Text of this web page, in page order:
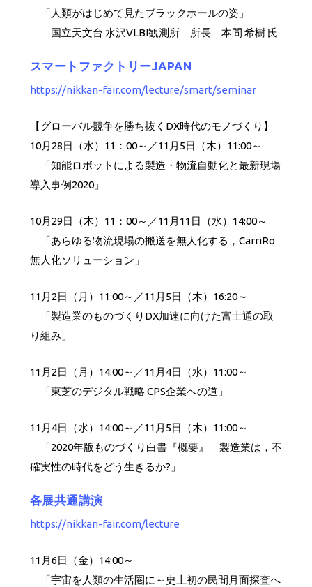
「人類がはじめて見たブラックホールの姿」
国立天文台 水沢VLBI観測所 所長 本間 希樹 氏
スマートファクトリーJAPAN
https://nikkan-fair.com/lecture/smart/seminar
【グローバル競争を勝ち抜くDX時代のモノづくり】
10月28日（水）11：00～／11月5日（木）11:00～
「知能ロボットによる製造・物流自動化と最新現場
導入事例2020」
10月29日（木）11：00～／11月11日（水）14:00～
「あらゆる物流現場の搬送を無人化する，CarriRo
無人化ソリューション」
11月2日（月）11:00～／11月5日（木）16:20～
「製造業のものづくりDX加速に向けた富士通の取
り組み」
11月2日（月）14:00～／11月4日（水）11:00～
「東芝のデジタル戦略 CPS企業への道」
11月4日（水）14:00～／11月5日（木）11:00～
「2020年版ものづくり白書『概要』 製造業は，不
確実性の時代をどう生きるか?」
各展共通講演
https://nikkan-fair.com/lecture
11月6日（金）14:00～
「宇宙を人類の生活圏に～史上初の民間月面探査へ